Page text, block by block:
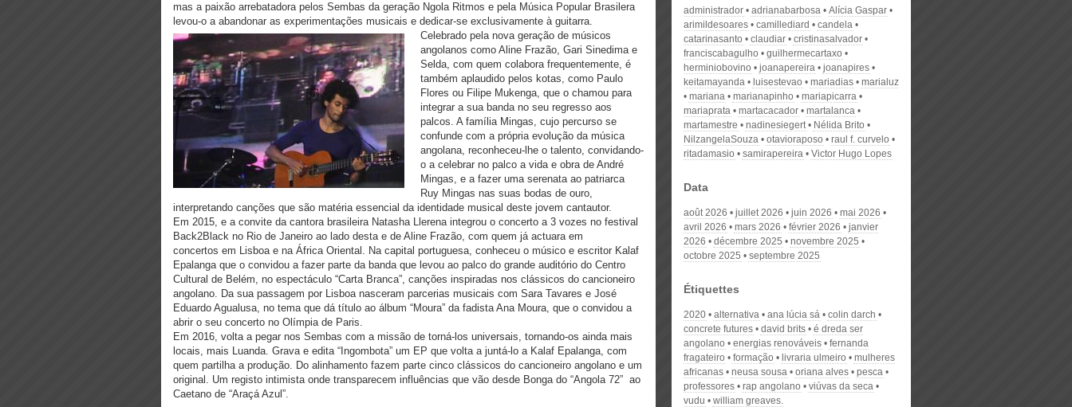
mas a paixão arrebatadora pelos Sembas da geração Ngola Ritmos e pela Música Popular Brasilera
levou-o a abandonar as experimentações musicais e dedicar-se exclusivamente à guitarra.
Celebrado pela nova geração de músicos
angolanos como Aline Frazão, Gari Sinedima e
Selda, com quem colabora frequentemente, é
também aplaudido pelos kotas, como Paulo
Flores ou Filipe Mukenga, que o chamou para
integrar a sua banda no seu regresso aos
palcos. A família Mingas, cujo percurso se
confunde com a própria evolução da música
angolana, reconheceu-lhe o talento, convidando-
o a celebrar no palco a vida e obra de André
Mingas, e a fazer uma serenata ao patriarca
Ruy Mingas nas suas bodas de ouro,
interpretando canções que são matéria essencial da identidade musical deste jovem cantautor.
Em 2015, e a convite da cantora brasileira Natasha Llerena integrou o concerto a 3 vozes no festival
Back2Black no Rio de Janeiro ao lado desta e de Aline Frazão, com quem já actuara em
concertos em Lisboa e na África Oriental. Na capital portuguesa, conheceu o músico e escritor Kalaf
Epalanga que o convidou a fazer parte da banda que levou ao palco do grande auditório do Centro
Cultural de Belém, no espectáculo “Carta Branca”, canções inspiradas nos clássicos do cancioneiro
angolano. Da sua passagem por Lisboa nasceram parcerias musicais com Sara Tavares e José
Eduardo Agualusa, no tema que dá título ao álbum “Moura” da fadista Ana Moura, que o convidou a
abrir o seu concerto no Olímpia de Paris.
Em 2016, volta a pegar nos Sembas com a missão de torná-los universais, tornando-os ainda mais
locais, mais Luanda. Grava e edita “Ingombota” um EP que volta a juntá-lo a Kalaf Epalanga, com
quem partilha a produção. Do alinhamento fazem parte cinco clássicos do cancioneiro angolano e um
original. Um registo intimista onde transparecem influências que vão desde Bonga do “Angola 72” ao
Caetano de “Araçá Azul”.
administrador adrianabarbosa
Alícia Gaspar
arimildesoares
camillediard
candela
catarinasanto
claudiar
cristinasalvador
franciscabagulho
guilhermecartaxo
herminiobovino
joanapereira
joanapires
keitamayanda
luisestevao mariadias
marialuz
mariana
marianapinho
mariapicarra
mariaprata
martacacador
martalanca
martamestre
nadinesiegert
Nélida Brito
NilzangelaSouza
otavioraposo
raul f. curvelo
ritadamasio
samirapereira Victor Hugo Lopes
Data
août 2026 juillet 2026 juin 2026
mai 2026
avril 2026
mars 2026 février 2026
janvier
2026
décembre 2025
novembre 2025
octobre 2025
septembre 2025
Étiquettes
2020 alternativa ana lúcia sá
colin darch
concrete futures
david brits
é dreda ser
angolano
energias renováveis
fernanda
fragateiro
formação livraria ulmeiro
mulheres
africanas
neusa sousa oriana alves
pesca
professores
rap angolano
viúvas da seca
vudu
william greaves.